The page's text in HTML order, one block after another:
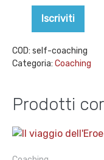
Decrease
Emotional
Increase
Iscriviti
COD: self-coaching
Categoria: Coaching
Prodotti